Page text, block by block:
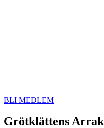
BLI MEDLEM
Grötklättens Arrak